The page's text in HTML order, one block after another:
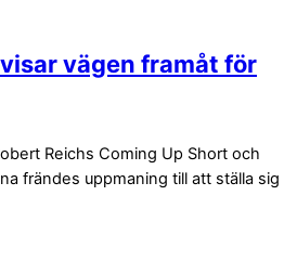
vägen framåt för
Reichs Coming Up Short och
frändes uppmaning till att ställa sig